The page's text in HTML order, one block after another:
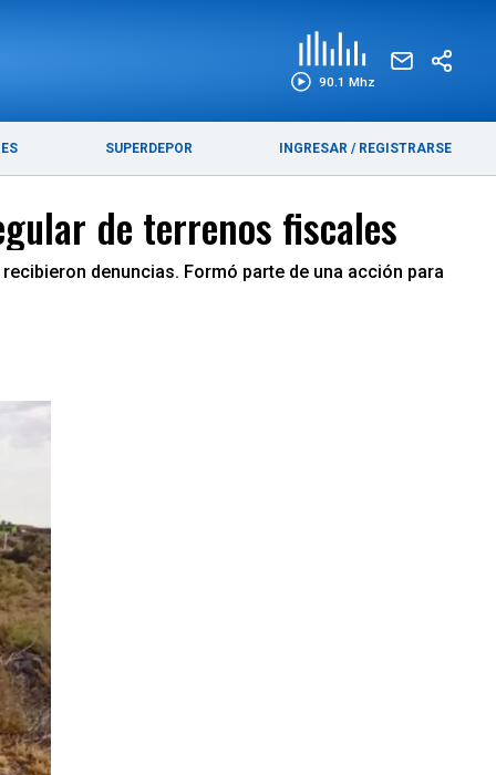
90.1 Mhz
SUPERDEPOR INGRESAR / REGISTRARSE
de terrenos fiscales
denuncias. Formó parte de una acción para